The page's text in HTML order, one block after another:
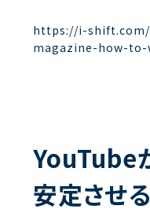
https://i-
magazine-how-
YouTube
安定させ